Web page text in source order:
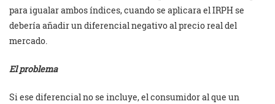
para igualar ambos índices, cuando se aplicara el IRPH se
debería añadir un diferencial negativo al precio real del
mercado.
El problema
Si ese diferencial no se incluye, el consumidor al que un